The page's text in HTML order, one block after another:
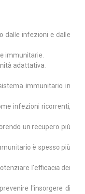
dalle infezioni e dalle
immunitarie.
adattativa.
immunitario in
infezioni ricorrenti,
un recupero più
è spesso più
l'efficacia dei
l'insorgere di